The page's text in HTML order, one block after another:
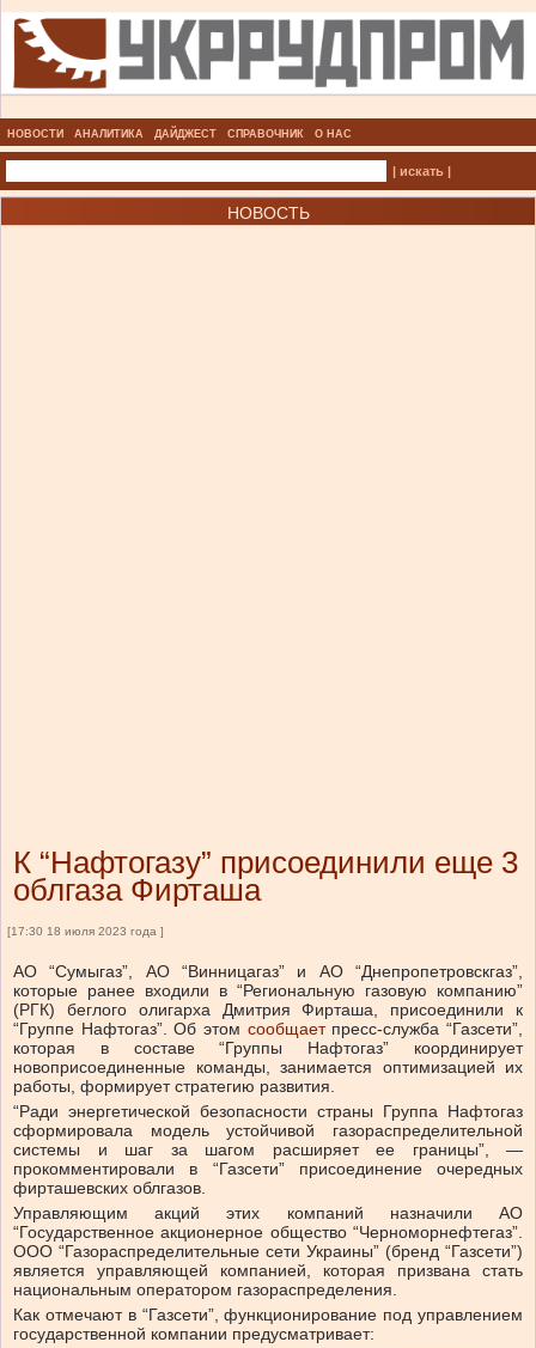
НОВОСТИ АНАЛИТИКА ДАЙДЖЕСТ СПРАВОЧНИК О НАС
| искать |
НОВОСТЬ
К “Нафтогазу” присоединили еще 3
облгаза Фирташа
[17:30 18 июля 2023 года ]
АО “Сумыгаз”, АО “Винницагаз” и АО “Днепропетровскгаз”,
которые ранее входили в “Региональную газовую компанию”
(РГК) беглого олигарха Дмитрия Фирташа, присоединили к
“Группе Нафтогаз”. Об этом сообщаетпресс-служба “Газсети”,
которая в составе “Группы Нафтогаз” координирует
новоприсоединенные команды, занимается оптимизацией их
работы, формирует стратегию развития.
“Ради энергетической безопасности страны Группа Нафтогаз
сформировала модель устойчивой газораспределительной
системы и шаг за шагом расширяет ее границы”, —
прокомментировали в “Газсети” присоединение очередных
фирташевских облгазов.
Управляющим акций этих компаний назначили АО
“Государственное акционерное общество “Черноморнефтегаз”.
ООО “Газораспределительные сети Украины” (бренд “Газсети”)
является управляющей компанией, которая призвана стать
национальным оператором газораспределения.
Как отмечают в “Газсети”, функционирование под управлением
государственной компании предусматривает: